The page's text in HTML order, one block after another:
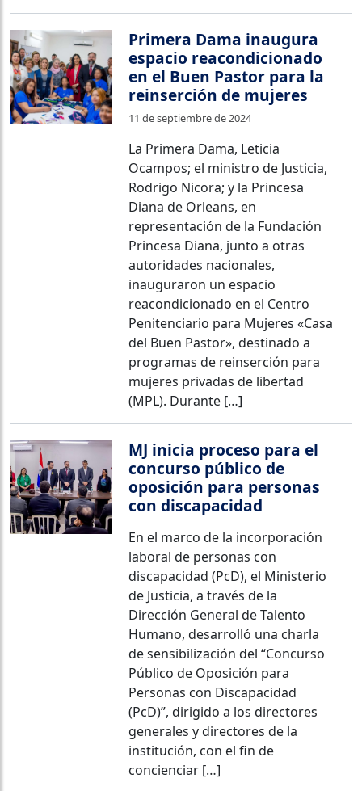
Primera Dama inaugura
espacio reacondicionado
en el Buen Pastor para la
reinserción de mujeres
11 de septiembre de 2024
La Primera Dama, Leticia
Ocampos; el ministro de Justicia,
Rodrigo Nicora; y la Princesa
Diana de Orleans, en
representación de la Fundación
Princesa Diana, junto a otras
autoridades nacionales,
inauguraron un espacio
reacondicionado en el Centro
Penitenciario para Mujeres «Casa
del Buen Pastor», destinado a
programas de reinserción para
mujeres privadas de libertad
(MPL). Durante […]
MJ inicia proceso para el
concurso público de
oposición para personas
con discapacidad
En el marco de la incorporación
laboral de personas con
discapacidad (PcD), el Ministerio
de Justicia, a través de la
Dirección General de Talento
Humano, desarrolló una charla
de sensibilización del “Concurso
Público de Oposición para
Personas con Discapacidad
(PcD)”, dirigido a los directores
generales y directores de la
institución, con el fin de
concienciar […]